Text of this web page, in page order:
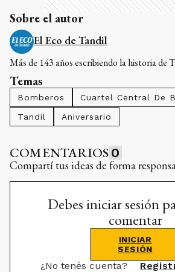
Sobre el autor
El Eco de Tandil
Más de 143 años escribiendo la historia de
Temas
Bomberos
Cuartel Central De
Tandil
Aniversario
COMENTARIOS 0
Compartí tus ideas de forma
Debes iniciar sesión
comentar
INICIAR
SESIÓN
¿No tenés cuenta?